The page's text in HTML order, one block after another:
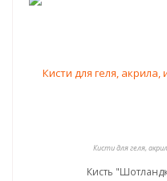
Кисти для геля,
Кисть